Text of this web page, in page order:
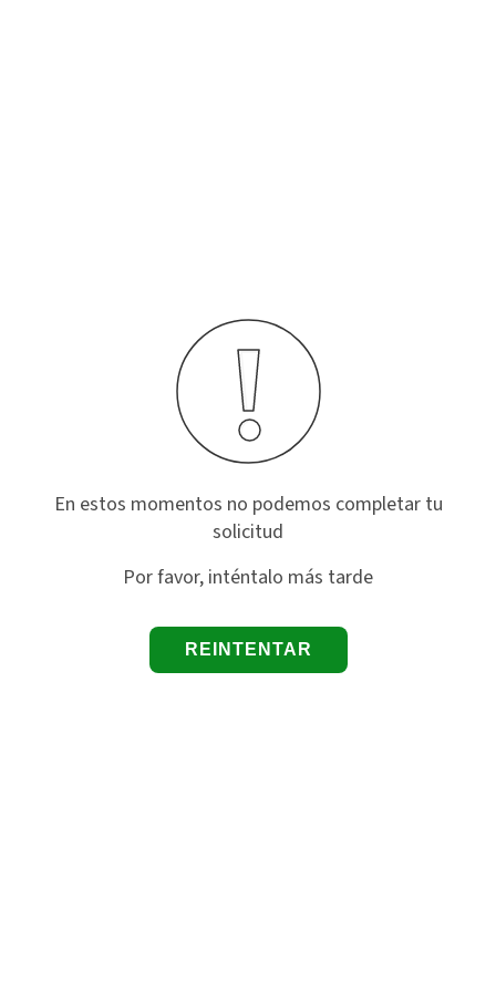
En estos momentos no podemos completar tu
solicitud
Por favor, inténtalo más tarde
REINTENTAR